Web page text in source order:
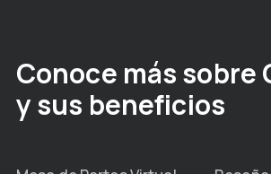
Conoce más sobre
y sus beneficios